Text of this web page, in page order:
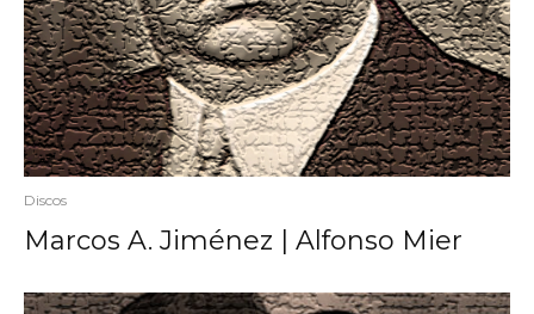
Discos
Marcos A. Jiménez | Alfonso Mier